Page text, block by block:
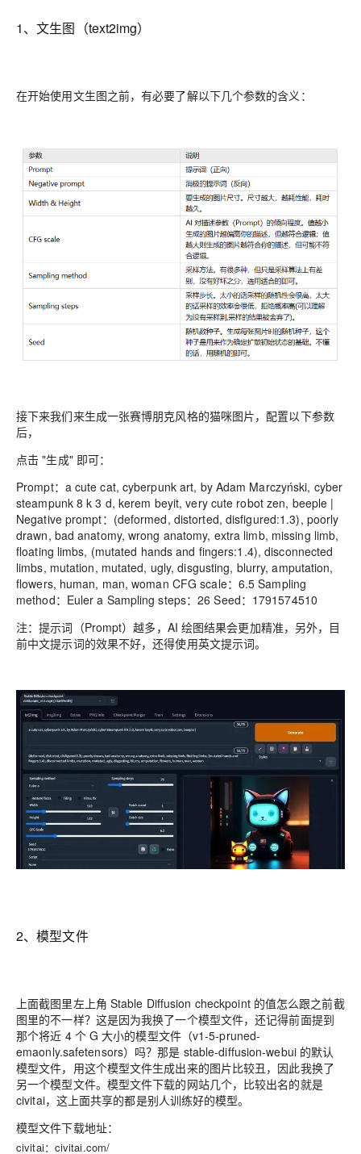
1、文生图（text2img）
在开始使用文生图之前，有必要了解以下几个参数的含义：
接下来我们来生成一张赛博朋克风格的猫咪图片，配置以下参数
后，
点击 "生成" 即可：
Prompt：a cute cat, cyberpunk art, by Adam Marczyński, cyber
steampunk 8 k 3 d, kerem beyit, very cute robot zen, beeple |
Negative prompt：(deformed, distorted, disfigured:1.3), poorly
drawn, bad anatomy, wrong anatomy, extra limb, missing limb,
floating limbs, (mutated hands and fingers:1.4), disconnected
limbs, mutation, mutated, ugly, disgusting, blurry, amputation,
flowers, human, man, woman CFG scale：6.5 Sampling
method：Euler a Sampling steps：26 Seed：1791574510
注：提示词（Prompt）越多，AI 绘图结果会更加精准，另外，目
前中文提示词的效果不好，还得使用英文提示词。
2、模型文件
上面截图里左上角 Stable Diffusion checkpoint 的值怎么跟之前截
图里的不一样？这是因为我换了一个模型文件，还记得前面提到
那个将近 4 个 G 大小的模型文件（v1-5-pruned-
emaonly.safetensors）吗？那是 stable-diffusion-webui 的默认
模型文件，用这个模型文件生成出来的图片比较丑，因此我换了
另一个模型文件。模型文件下载的网站几个，比较出名的就是
civitai，这上面共享的都是别人训练好的模型。
模型文件下载地址：
civitai：civitai.com/